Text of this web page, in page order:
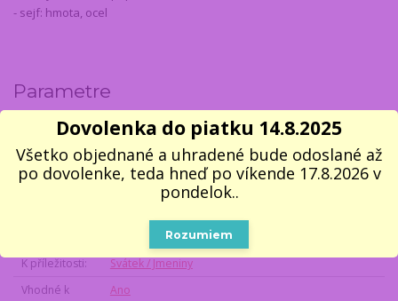
- sejf: hmota, ocel
Parametre
Příjemce dárku
Unisex (muži i ženy)
Styl dárku
Originální / Překvapující
Koníčky a zájmy
Objevte více
Šéf / Manažer / Podnikatel
K příležitosti
Svátek / Jmeniny
Vhodné k
Ano
Dovolenka do piatku 14.8.2025
Všetko objednané a uhradené bude odoslané až
po dovolenke, teda hneď po víkende 17.8.2026 v
pondelok..
Rozumiem